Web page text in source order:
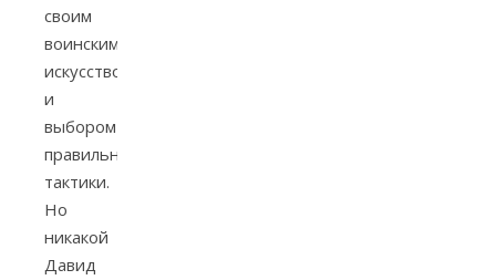
своим
воинским
искусством
и
выбором
правильной
тактики.
Но
никакой
Давид